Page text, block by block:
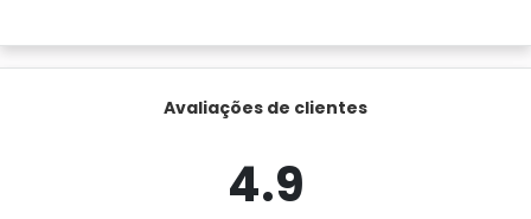
Avaliações de clientes
4.9